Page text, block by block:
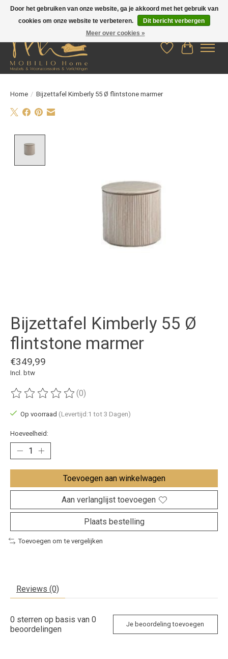
Verlanglijst
Home / Bijzettafel Kimberly 55 Ø flintstone marmer
Bijzettafel Kimberly 55 Ø
flintstone marmer
€349,99
Incl. btw
De beoordeling van dit product is
(0)
Op voorraad (Levertijd:1 tot 3 Dagen)
Hoeveelheid:
Toevoegen aan winkelwagen
Aan verlanglijst toevoegen
Plaats bestelling
Toevoegen om te vergelijken
Reviews (0)
0 sterren op basis van 0
beoordelingen
Je beoordeling toevoegen
Door het gebruiken van onze website, ga je akkoord met het gebruik van
cookies om onze website te verbeteren.
Dit bericht verbergen
Meer over cookies »